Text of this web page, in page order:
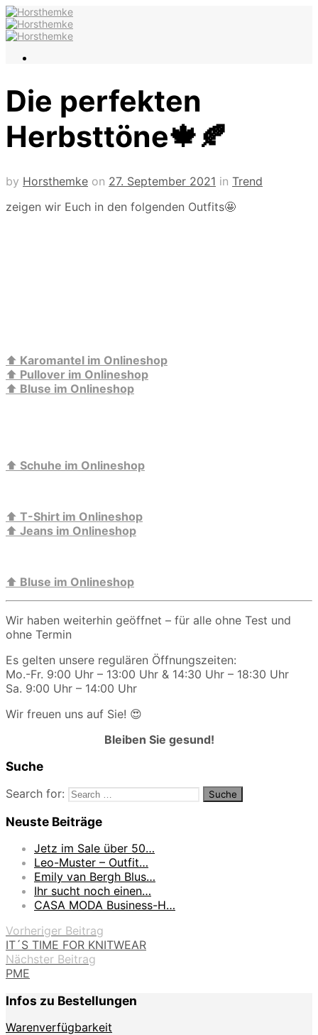
Die perfekten
Herbsttöne🍁🍂
by Horsthemke on 27. September 2021 in Trend
zeigen wir Euch in den folgenden Outfits🤩
⬆️ Karomantel im Onlineshop
⬆️ Pullover im Onlineshop
⬆️ Bluse im Onlineshop
⬆️ Schuhe im Onlineshop
⬆️ T-Shirt im Onlineshop
⬆️ Jeans im Onlineshop
⬆️ Bluse im Onlineshop
Wir haben weiterhin geöffnet – für alle ohne Test und
ohne Termin
Es gelten unsere regulären Öffnungszeiten:
Mo.-Fr. 9:00 Uhr – 13:00 Uhr & 14:30 Uhr – 18:30 Uhr
Sa. 9:00 Uhr – 14:00 Uhr
Wir freuen uns auf Sie! 😍
Bleiben Sie gesund!
Suche
Search for:
Neuste Beiträge
Jetz im Sale über 50…
Leo-Muster – Outfit…
Emily van Bergh Blus…
Ihr sucht noch einen…
CASA MODA Business-H…
Vorheriger Beitrag
IT´S TIME FOR KNITWEAR
Nächster Beitrag
PME
Infos zu Bestellungen
Warenverfügbarkeit